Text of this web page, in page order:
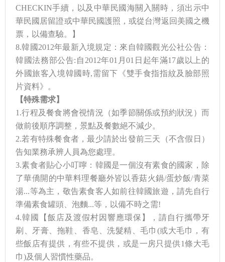
CHECKIN手續，以及中華民國海關入關時，須出示中
華民國居留證或中華民國護照，或從台灣返回美國之機
票，以備查驗。】
8.韓國2012年最新入境規定：來自韓國觀光公社公告：
韓國法務部公告:自2012年01月01日起年滿17歲以上的
外國旅客入境韓國時,需留下《雙手食指指紋及臉部照
片資料》。
【特殊需求】
1.行程及餐食將會視情況（如季節關係或預約狀況）而
做前後順序調整，景點及餐數絕不減少。
2.若有特殊餐食者，最少請於出發前三天（不含假日）
告知業務承辨人員為您處理。
3.素食者貼心小叮嚀：韓國是一個沒有素食的國家，除
了華僑開的中華料理餐廳外皆以香菇火鍋/蛋炒飯/青菜
湯...等為主，敬告素食客人如前往韓國旅遊，請先自行
準備素食罐頭、泡麵...等，以備不時之需!
4.韓國【飯店及渡假村因響應環保】，請自行攜帶牙
刷、牙膏、拖鞋、香皂、洗髮精、毛巾(或大毛巾，有
些飯店有提供，有些不提供，或是一房只提供1條大毛
巾)及個人習慣性藥品。